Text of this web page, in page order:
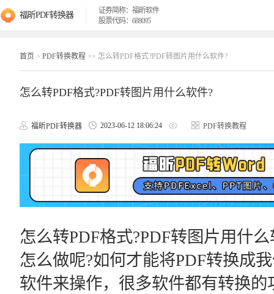
福昕PDF转换器
证券简称：福昕软件
股票代码：688095
首页 > PDF转换教程 >> 怎么转PDF格式?PDF转图片用什么软件?
怎么转PDF格式?PDF转图片用什么软件?
福昕PDF转换器 2023-06-12 18:06:24 PDF转换教程
怎么转PDF格式?PDF转图片用什
怎么做呢?如何才能将PDF转换成
软件来操作，很多软件都有转换